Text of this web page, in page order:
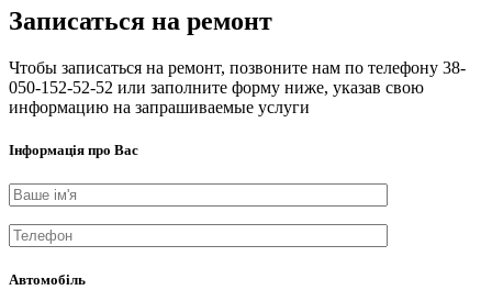
Записаться на ремонт
Чтобы записаться на ремонт, позвоните нам по телефону 38-
050-152-52-52 или заполните форму ниже, указав свою
информацию на запрашиваемые услуги
Інформація про Вас
Автомобіль